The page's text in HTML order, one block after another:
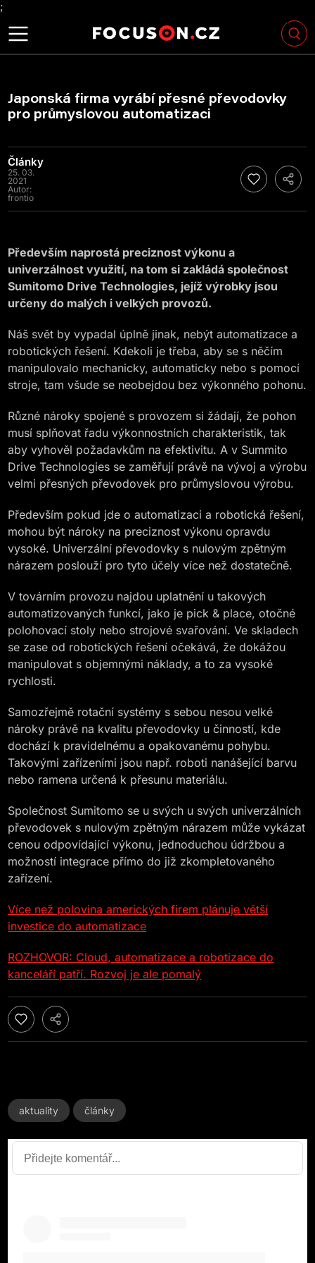
;
Japonská firma vyrábí přesné převodovky
pro průmyslovou automatizaci
Články
25. 03.
2021
Autor:
frontio
Především naprostá preciznost výkonu a
univerzálnost využití, na tom si zakládá společnost
Sumitomo Drive Technologies, jejíž výrobky jsou
určeny do malých i velkých provozů.
Náš svět by vypadal úplně jinak, nebýt automatizace a
robotických řešení. Kdekoli je třeba, aby se s něčím
manipulovalo mechanicky, automaticky nebo s pomocí
stroje, tam všude se neobejdou bez výkonného pohonu.
Různé nároky spojené s provozem si žádají, že pohon
musí splňovat řadu výkonnostních charakteristik, tak
aby vyhověl požadavkům na efektivitu. A v Summito
Drive Technologies se zaměřují právě na vývoj a výrobu
velmi přesných převodovek pro průmyslovou výrobu.
Především pokud jde o automatizaci a robotická řešení,
mohou být nároky na preciznost výkonu opravdu
vysoké. Univerzální převodovky s nulovým zpětným
nárazem poslouží pro tyto účely více než dostatečně.
V továrním provozu najdou uplatnění u takových
automatizovaných funkcí, jako je pick & place, otočné
polohovací stoly nebo strojové svařování. Ve skladech
se zase od robotických řešení očekává, že dokážou
manipulovat s objemnými náklady, a to za vysoké
rychlosti.
Samozřejmě rotační systémy s sebou nesou velké
nároky právě na kvalitu převodovky u činností, kde
dochází k pravidelnému a opakovanému pohybu.
Takovými zařízeními jsou např. roboti nanášející barvu
nebo ramena určená k přesunu materiálu.
Společnost Sumitomo se u svých u svých univerzálních
převodovek s nulovým zpětným nárazem může vykázat
cenou odpovídající výkonu, jednoduchou údržbou a
možností integrace přímo do již zkompletovaného
zařízení.
Více než polovina amerických firem plánuje větší
investice do automatizace
ROZHOVOR: Cloud, automatizace a robotizace do
kanceláří patří. Rozvoj je ale pomalý
aktuality články